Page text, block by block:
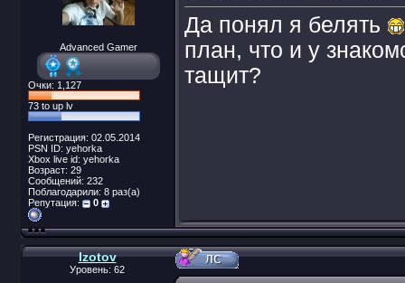
Advanced Gamer
Очки: 1,127
73 to up lv
Регистрация: 02.05.2014
PSN ID: yehorka
Xbox live id: yehorka
Возраст: 29
Сообщений: 232
Поблагодарили: 8 раз(а)
Репутация:
0
Да понял я белять
план, что и у
тащит?
Izotov
Уровень: 62